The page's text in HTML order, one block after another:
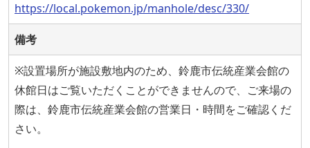
https://local.pokemon.jp/manhole/desc/330/
備考
※設置場所が施設敷地内のため、鈴鹿市伝統産業会館の
休館日はご覧いただくことができませんので、ご来場の
際は、鈴鹿市伝統産業会館の営業日・時間をご確認くだ
さい。